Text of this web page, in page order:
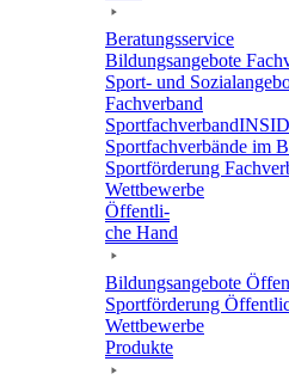
Bera­tungs­ser­vice
Bildungs­an­ge­bote
Sport- und
Fachverband
Sport­fach­ver­bände im
Sport­för­de­rung
Wett­be­werbe
Öffent­li­
che Hand
Bildungs­an­ge­bote
Sport­för­de­rung
Wett­be­werbe
Produkte